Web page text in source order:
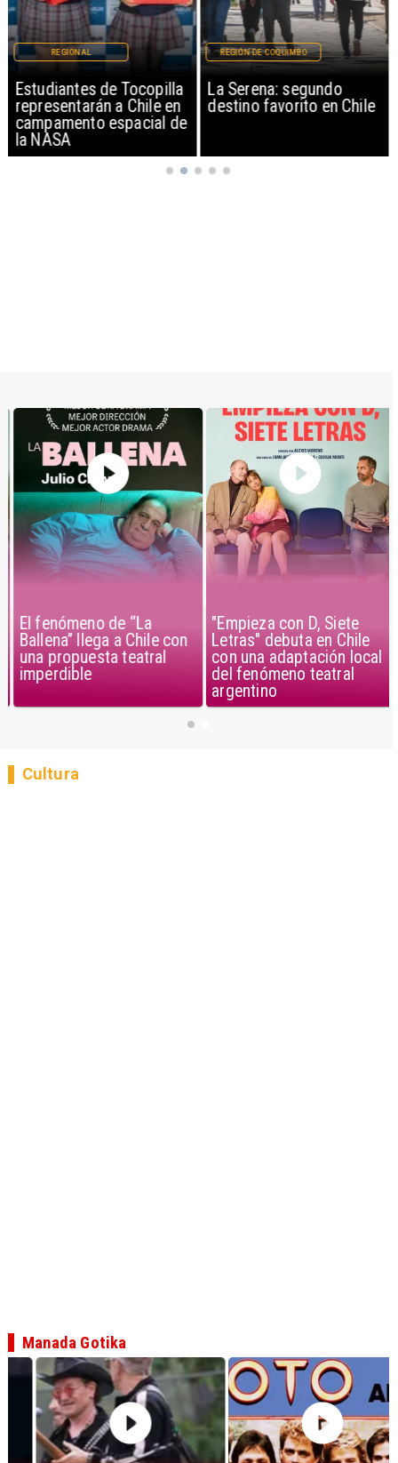
Estudiantes de Tocopilla
representarán a Chile en
campamento espacial de
la NASA
REGIONAL
La Serena: segundo
destino favorito en Chile
REGIÓN DE COQUIMBO
El fenómeno de “La
Ballena” llega a Chile con
una propuesta teatral
imperdible
"Empieza con D, Siete
Letras" debuta en Chile
con una adaptación local
del fenómeno teatral
argentino
Cultura
Manada Gotika